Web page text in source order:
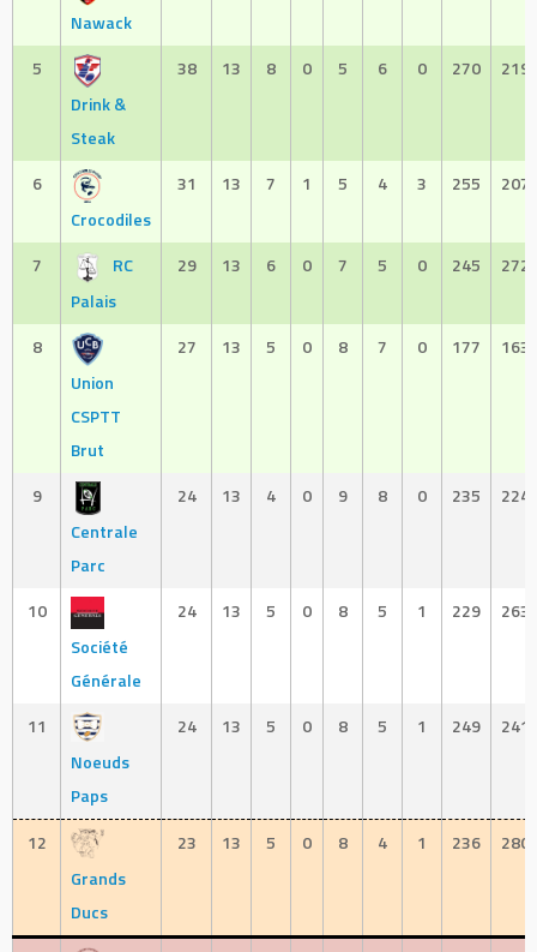
Nawack
5
Drink &
Steak
38 13 8 0 5 6 0 270 219
6
Crocodiles
31 13 7 1 5 4 3 255 207
7
RC
Palais
29 13 6 0 7 5 0 245 272
8
Union
CSPTT
Brut
27 13 5 0 8 7 0 177 163
9
Centrale
Parc
24 13 4 0 9 8 0 235 224
10
Société
Générale
24 13 5 0 8 5 1 229 263
11
Noeuds
Paps
24 13 5 0 8 5 1 249 241
12
Grands
Ducs
23 13 5 0 8 4 1 236 280